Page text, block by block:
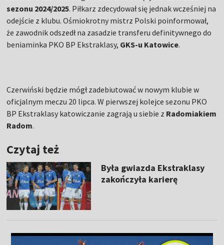
sezonu 2024/2025. Piłkarz zdecydował się jednak wcześniej na
odejście z klubu. Ośmiokrotny mistrz Polski poinformował,
że zawodnik odszedł na zasadzie transferu definitywnego do
beniaminka PKO BP Ekstraklasy, GKS-u Katowice.
Czerwiński będzie mógł zadebiutować w nowym klubie w
oficjalnym meczu 20 lipca. W pierwszej kolejce sezonu PKO
BP Ekstraklasy katowiczanie zagrają u siebie z Radomiakiem
Radom.
Czytaj też
Była gwiazda Ekstraklasy
zakończyła karierę